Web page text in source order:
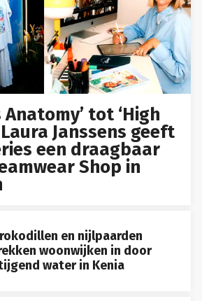
Anatomy’ tot ‘High
Janssens geeft
een draagbaar
Shop in
en nijlpaarden
woonwijken in door
water in Kenia